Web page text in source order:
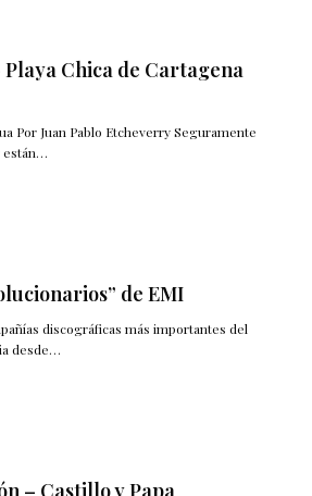
Chica de Cartagena
Por Juan Pablo Etcheverry Seguramente
están…
de EMI
discográficas más importantes del
desde…
– Castillo y Papa